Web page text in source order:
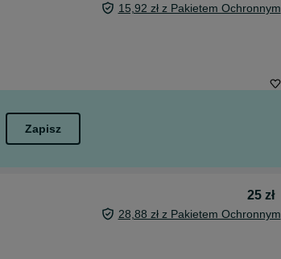
15,92 zł z Pakietem Ochronnym
Zapisz
25 zł
28,88 zł z Pakietem Ochronnym